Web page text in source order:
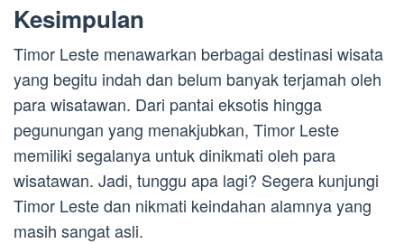
Kesimpulan
Timor Leste menawarkan berbagai destinasi wisata
yang begitu indah dan belum banyak terjamah oleh
para wisatawan. Dari pantai eksotis hingga
pegunungan yang menakjubkan, Timor Leste
memiliki segalanya untuk dinikmati oleh para
wisatawan. Jadi, tunggu apa lagi? Segera kunjungi
Timor Leste dan nikmati keindahan alamnya yang
masih sangat asli.